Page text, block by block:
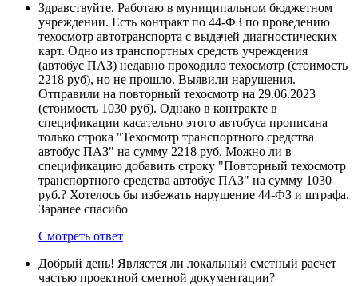
Здравствуйте. Работаю в муниципальном бюджетном
учреждении. Есть контракт по 44-ФЗ по проведению
техосмотр автотранспорта с выдачей диагностических
карт. Одно из транспортных средств учреждения
(автобус ПАЗ) недавно проходило техосмотр (стоимость
2218 руб), но не прошло. Выявили нарушения.
Отправили на повторный техосмотр на 29.06.2023
(стоимость 1030 руб). Однако в контракте в
спецификации касательно этого автобуса прописана
только строка "Техосмотр транспортного средства
автобус ПАЗ" на сумму 2218 руб. Можно ли в
спецификацию добавить строку "Повторный техосмотр
транспортного средства автобус ПАЗ" на сумму 1030
руб.? Хотелось бы избежать нарушение 44-ФЗ и штрафа.
Заранее спасибо
Смотреть ответ
Добрый день! Является ли локальный сметный расчет
частью проектной сметной документации?